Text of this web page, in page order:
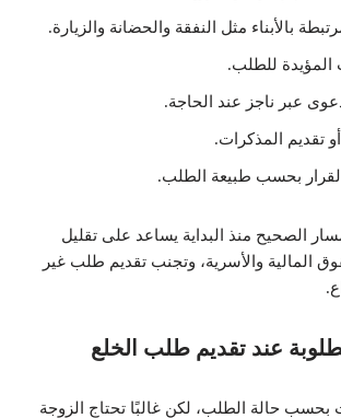
بالأبناء مثل النفقة والحضانة والزيارة.
المؤيدة للطلب.
عبر ناجز عند الحاجة.
تقديم المذكرات.
القرار بحسب طبيعة الطلب.
الصحيح منذ البداية يساعد على تقليل
المالية والأسرية، وتجنب تقديم طلب غير
عند تقديم طلب الخلع
بحسب حالة الطلب، لكن غالبًا تحتاج الزوجة